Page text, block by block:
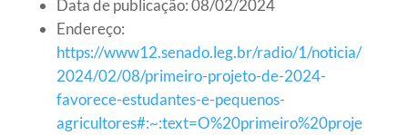
Data de publicação: 08/02/2024
Endereço:
https://www12.senado.leg.br/radio/1/noticia/
2024/02/08/primeiro-projeto-de-2024-
favorece-estudantes-e-pequenos-
agricultores#:~:text=O%20primeiro%20proje